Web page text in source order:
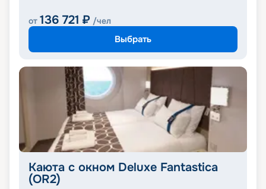
от 136 721 ₽ /чел
Выбрать
Каюта с окном Deluxe Fantastica
(OR2)